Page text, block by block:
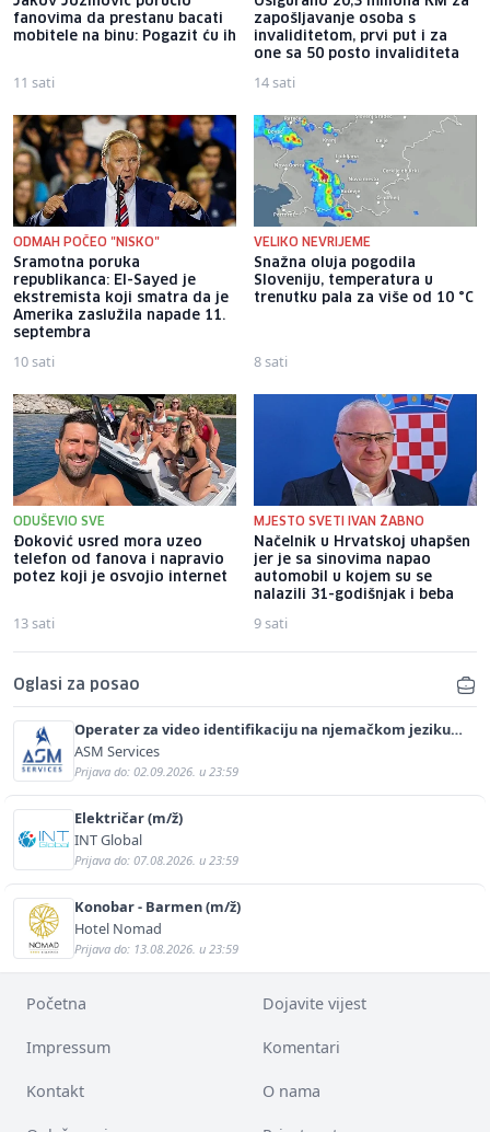
fanovima da prestanu bacati
mobitele na binu: Pogazit ću ih
11 sati
zapošljavanje osoba s
invaliditetom, prvi put i za
one sa 50 posto invaliditeta
14 sati
ODMAH POČEO "NISKO"
Sramotna poruka
republikanca: El-Sayed je
ekstremista koji smatra da je
Amerika zaslužila napade 11.
septembra
10 sati
VELIKO NEVRIJEME
Snažna oluja pogodila
Sloveniju, temperatura u
trenutku pala za više od 10 °C
8 sati
ODUŠEVIO SVE
Đoković usred mora uzeo
telefon od fanova i napravio
potez koji je osvojio internet
13 sati
MJESTO SVETI IVAN ŽABNO
Načelnik u Hrvatskoj uhapšen
jer je sa sinovima napao
automobil u kojem su se
nalazili 31-godišnjak i beba
9 sati
Oglasi za posao
Operater za video identifikaciju na njemačkom jeziku
(m/ž)
ASM Services
Prijava do: 02.09.2026. u 23:59
Električar (m/ž)
INT Global
Prijava do: 07.08.2026. u 23:59
Konobar - Barmen (m/ž)
Hotel Nomad
Prijava do: 13.08.2026. u 23:59
Početna Dojavite vijest
Impressum Komentari
Kontakt O nama